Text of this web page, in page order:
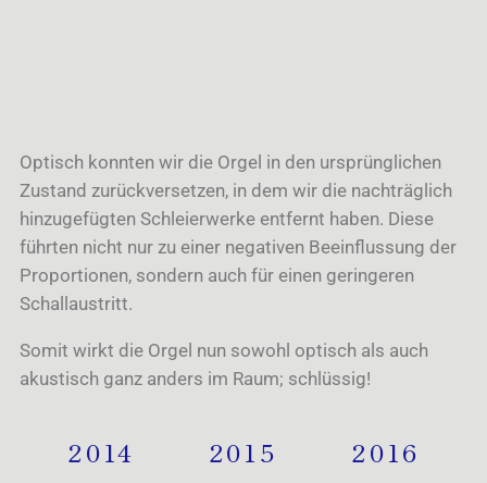
Optisch konnten wir die Orgel in den ursprünglichen
Zustand zurückversetzen, in dem wir die nachträglich
hinzugefügten Schleierwerke entfernt haben. Diese
führten nicht nur zu einer negativen Beeinflussung der
Proportionen, sondern auch für einen geringeren
Schallaustritt.
Somit wirkt die Orgel nun sowohl optisch als auch
akustisch ganz anders im Raum; schlüssig!
2014 2015
2016